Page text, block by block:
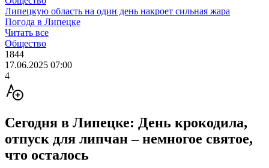
Липецкую область на один день накроет сильная жара
Погода в Липецке
Читать все
Общество
1844
17.06.2025 07:00
4
Сегодня в Липецке: День крокодила,
отпуск для липчан – немногое святое,
что осталось